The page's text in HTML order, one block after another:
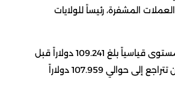
المشفرة، رئيساً للولايات
وبلغت بتكوين مستوى قياسياً بلغ 109.241 دولاراً قبل
التنصيب، قبل أن تتراجع إلى حوالي 107.959 دولاراً